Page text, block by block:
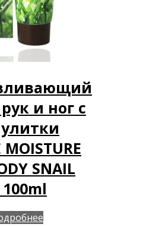
и ног с
MOISTURE
SNAIL
100ml